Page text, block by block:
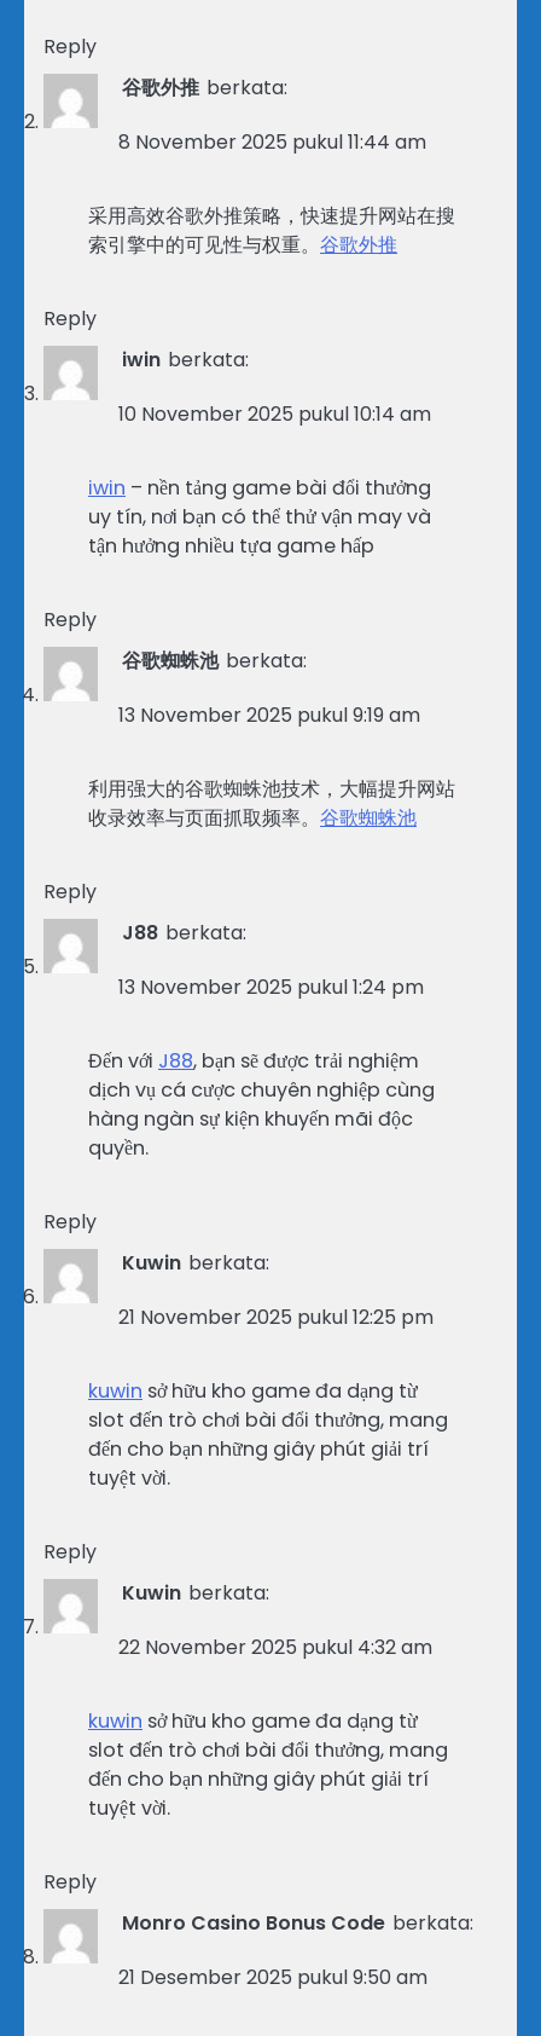
Reply
谷歌外推 berkata:
8 November 2025 pukul 11:44 am
采用高效谷歌外推策略，快速提升网站在搜
索引擎中的可见性与权重。 谷歌外推
Reply
iwin berkata:
10 November 2025 pukul 10:14 am
iwin – nền tảng game bài đổi thưởng
uy tín, nơi bạn có thể thử vận may và
tận hưởng nhiều tựa game hấp
Reply
谷歌蜘蛛池 berkata:
13 November 2025 pukul 9:19 am
利用强大的谷歌蜘蛛池技术，大幅提升网站
收录效率与页面抓取频率。 谷歌蜘蛛池
Reply
J88 berkata:
13 November 2025 pukul 1:24 pm
Đến với J88, bạn sẽ được trải nghiệm
dịch vụ cá cược chuyên nghiệp cùng
hàng ngàn sự kiện khuyến mãi độc
quyền.
Reply
Kuwin berkata:
21 November 2025 pukul 12:25 pm
kuwin sở hữu kho game đa dạng từ
slot đến trò chơi bài đổi thưởng, mang
đến cho bạn những giây phút giải trí
tuyệt vời.
Reply
Kuwin berkata:
22 November 2025 pukul 4:32 am
kuwin sở hữu kho game đa dạng từ
slot đến trò chơi bài đổi thưởng, mang
đến cho bạn những giây phút giải trí
tuyệt vời.
Reply
Monro Casino Bonus Code berkata:
21 Desember 2025 pukul 9:50 am